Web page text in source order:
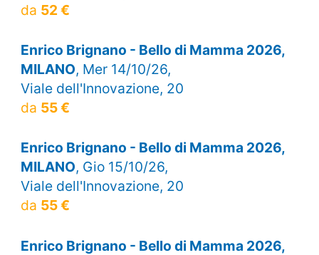
da 52 €
Enrico Brignano - Bello di Mamma 2026,
MILANO, Mer 14/10/26,
Viale dell'Innovazione, 20
da 55 €
Enrico Brignano - Bello di Mamma 2026,
MILANO, Gio 15/10/26,
Viale dell'Innovazione, 20
da 55 €
Enrico Brignano - Bello di Mamma 2026,